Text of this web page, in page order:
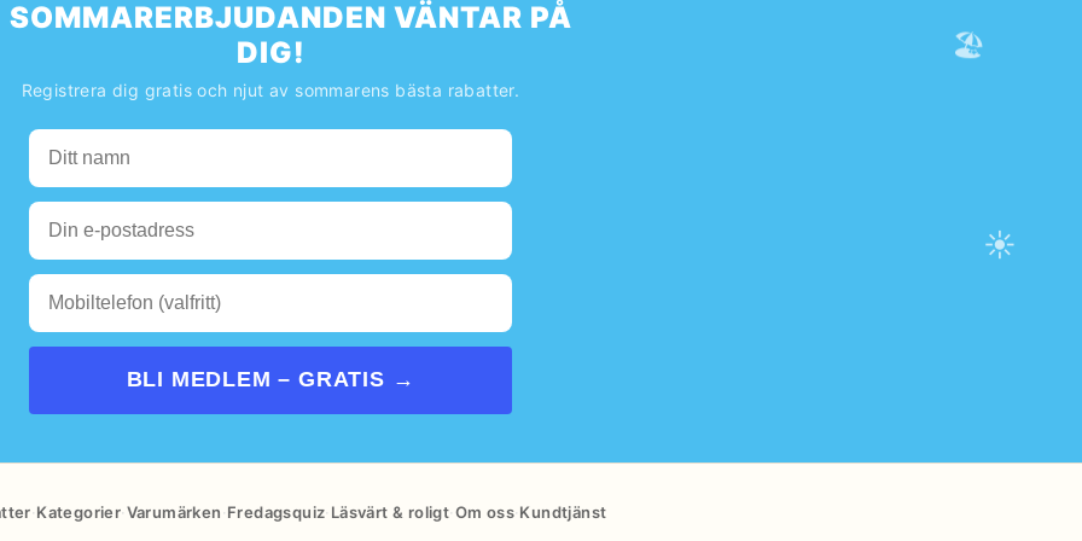
🏖️
☀️
VÄNTAR PÅ
DIG!
Registrera dig gratis och njut av sommarens bästa rabatter.
BLI MEDLEM – GRATIS →
·Kategorier·Varumärken·Fredagsquiz· Läsvärt & roligt·Om oss·Kundtjänst